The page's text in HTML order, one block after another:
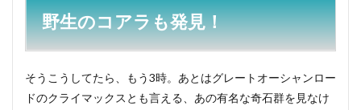
野生のコアラも発見！
そうこうしてたら、もう3時。あとはグレートオーシャンロー
ドのクライマックスとも言える、あの有名な奇石群を見なけ